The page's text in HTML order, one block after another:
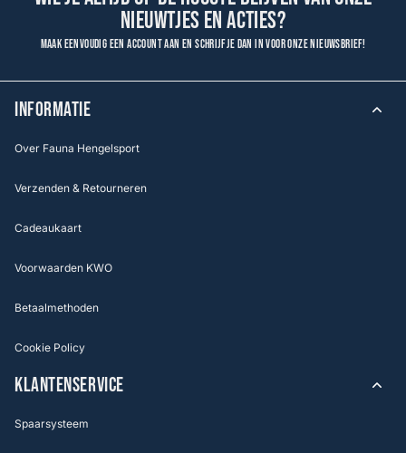
nieuwtjes en acties?
Maak eenvoudig een account aan en schrijf je dan in voor onze nieuwsbrief!
INFORMATIE
Over Fauna Hengelsport
Verzenden & Retourneren
Cadeaukaart
Voorwaarden KWO
Betaalmethoden
Cookie Policy
KLANTENSERVICE
Spaarsysteem